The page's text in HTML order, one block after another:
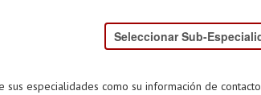
especialidades como su información de